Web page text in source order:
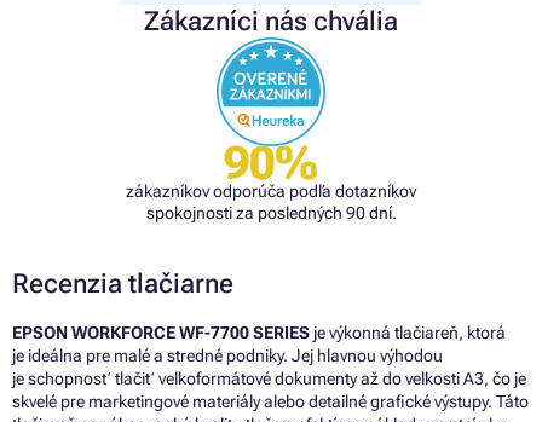
Zákazníci nás chvália
90%
zákazníkov odporúča podľa dotazníkov
spokojnosti za posledných 90 dní.
Recenzia tlačiarne
EPSON WORKFORCE WF-7700 SERIES je výkonná tlačiareň, ktorá
je ideálna pre malé a stredné podniky. Jej hlavnou výhodou
je schopnosť tlačiť veľkoformátové dokumenty až do veľkosti A3, čo je
skvelé pre marketingové materiály alebo detailné grafické výstupy. Táto